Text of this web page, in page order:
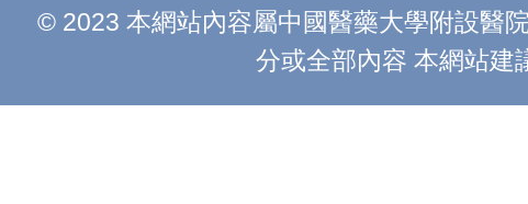
© 2023 本網站內容屬中國醫藥大學附設醫
分或全部內容 本網站建